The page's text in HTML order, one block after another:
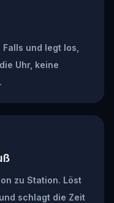
und legt los,
Uhr, keine
zu Station. Löst
schlagt die Zeit